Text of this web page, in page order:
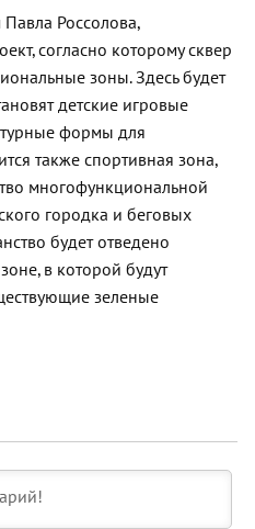
Россолова,
согласно которому сквер
зоны. Здесь будет
детские игровые
формы для
также спортивная зона,
многофункциональной
городка и беговых
будет отведено
в которой будут
зеленые